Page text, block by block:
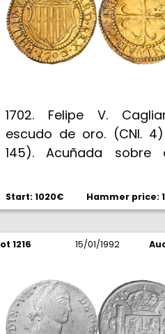
1702. Felipe V.
escudo de oro. (CNI.
145). Acuñada sobre
EBC+.
Start: 1020€ Hammer price:
1216 15/01/1992